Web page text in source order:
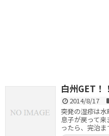
白州GET！
2014/8/17
突発の湿疹は
息子が戻って
ったら、完治